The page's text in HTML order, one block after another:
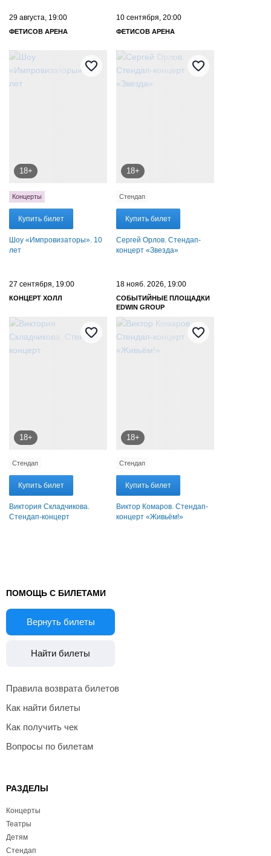
29 августа, 19:00
ФЕТИСОВ АРЕНА
18+
Концерты
Купить билет
Шоу «Импровизаторы». 10
лет
10 сентября, 20:00
ФЕТИСОВ АРЕНА
18+
Стендап
Купить билет
Сергей Орлов. Стендап-
концерт «Звезда»
27 сентября, 19:00
КОНЦЕРТ ХОЛЛ
18+
Стендап
Купить билет
Виктория Складчикова.
Стендап-концерт
18 нояб. 2026, 19:00
СОБЫТИЙНЫЕ ПЛОЩАДКИ
EDWIN GROUP
18+
Стендап
Купить билет
Виктор Комаров. Стендап-
концерт «Живьём!»
ПОМОЩЬ С БИЛЕТАМИ
Вернуть билеты
Найти билеты
Правила возврата билетов
Как найти билеты
Как получить чек
Вопросы по билетам
РАЗДЕЛЫ
Концерты
Театры
Детям
Стендап